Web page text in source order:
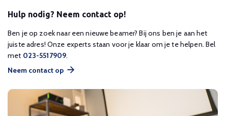
Hulp nodig? Neem contact op!
Ben je op zoek naar een nieuwe beamer? Bij ons ben je aan het
juiste adres! Onze experts staan voor je klaar om je te helpen. Bel
met 023-5517909.
Neem contact op